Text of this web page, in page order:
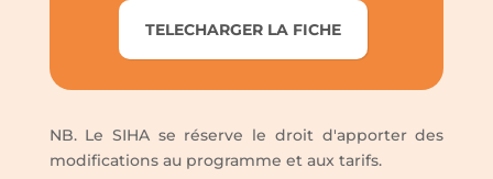
TELECHARGER LA FICHE
NB. Le SIHA se réserve le droit d'apporter des
modifications au programme et aux tarifs.